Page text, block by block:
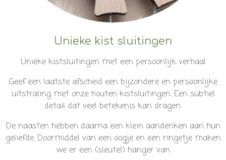
Unieke kist sluitingen
Unieke kistsluitingen met een persoonlijk verhaal
Geef een laatste afscheid een bijzondere en persoonlijke
uitstraling met onze houten kistsluitingen. Een subtiel
detail dat veel betekenis kan dragen.
De naasten hebben daarna een klein aandenken aan hun
geliefde. Doormiddel van een oogje en een ringetje maken
we er een (sleutel) hanger van